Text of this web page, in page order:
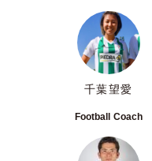
千葉望愛
Football Coach